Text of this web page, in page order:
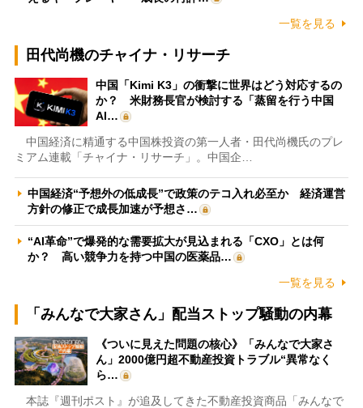
一覧を見る
田代尚機のチャイナ・リサーチ
中国「Kimi K3」の衝撃に世界はどう対応するの
か？ 米財務長官が検討する「蒸留を行う中国
AI…
中国経済に精通する中国株投資の第一人者・田代尚機氏のプレ
ミアム連載「チャイナ・リサーチ」。中国企…
中国経済“予想外の低成長”で政策のテコ入れ必至か 経済運営
方針の修正で成長加速が予想さ…
“AI革命”で爆発的な需要拡大が見込まれる「CXO」とは何
か？ 高い競争力を持つ中国の医薬品…
一覧を見る
「みんなで大家さん」配当ストップ騒動の内幕
《ついに見えた問題の核心》「みんなで大家さ
ん」2000億円超不動産投資トラブル“異常なく
ら…
本誌『週刊ポスト』が追及してきた不動産投資商品「みんなで